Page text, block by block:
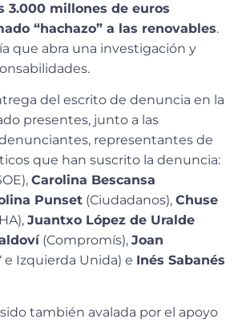
3.000 millones de euros
“hachazo” a las renovables.
que abra una investigación y
del escrito de denuncia en la
presentes, junto a las
representantes de
que han suscrito la denuncia:
Carolina Bescansa
Punset (Ciudadanos), Chuse
Juantxo López de Uralde
(Compromís), Joan
e Izquierda Unida) e Inés Sabanés
también avalada por el apoyo